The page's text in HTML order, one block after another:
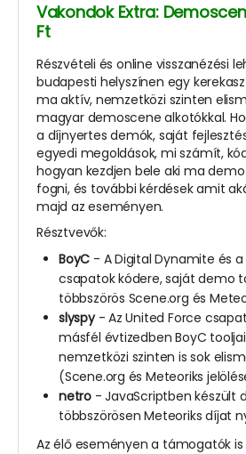
Vakondok Extra:
Ft
Részvételi és online visszanézési
budapesti helyszínen egy
ma aktív, nemzetközi szinten
magyar demoscene alkotókkal.
a díjnyertes demók, saját
egyedi megoldások, mi számít,
hogyan kezdjen bele aki ma
fogni, és további kérdések amit
majd az eseményen.
Résztvevők:
BoyC - A Digital Dynamite és
csapatok kódere, saját demo
többszörös Scene.org és
slyspy- Az United Force
másfél évtizedben BoyC
nemzetközi szinten is sok
(Scene.org és Meteoriks
netro- JavaScriptben készült
többszörösen Meteoriks díjat
Az élő eseményen a támogatók is